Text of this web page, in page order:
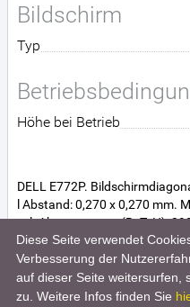
Bildschirm
Typ
Höhe bei Betrieb
DELL E772P.
l Abstand: 0,270 x 0,270 mm.
xel. Abmessungen (BxTxH):
g. Paketgewicht: 18 kg
Diese Seite verwendet
Verbesserung der
auf dieser Seite weitersurfen,
zu. Weitere Infos finden Sie